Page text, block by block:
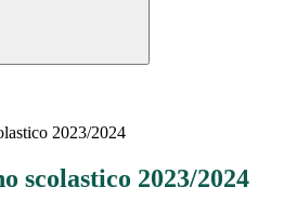
2023/2024
scolastico 2023/2024